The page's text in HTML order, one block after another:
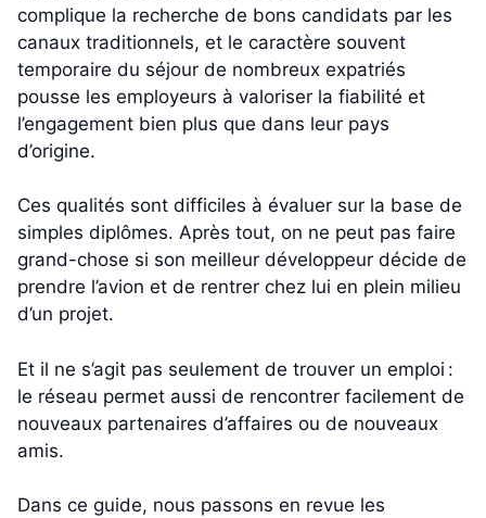
complique la recherche de bons candidats par les
canaux traditionnels, et le caractère souvent
temporaire du séjour de nombreux expatriés
pousse les employeurs à valoriser la fiabilité et
l’engagement bien plus que dans leur pays
d’origine.
Ces qualités sont difficiles à évaluer sur la base de
simples diplômes. Après tout, on ne peut pas faire
grand-chose si son meilleur développeur décide de
prendre l’avion et de rentrer chez lui en plein milieu
d’un projet.
Et il ne s’agit pas seulement de trouver un emploi :
le réseau permet aussi de rencontrer facilement de
nouveaux partenaires d’affaires ou de nouveaux
amis.
Dans ce guide, nous passons en revue les